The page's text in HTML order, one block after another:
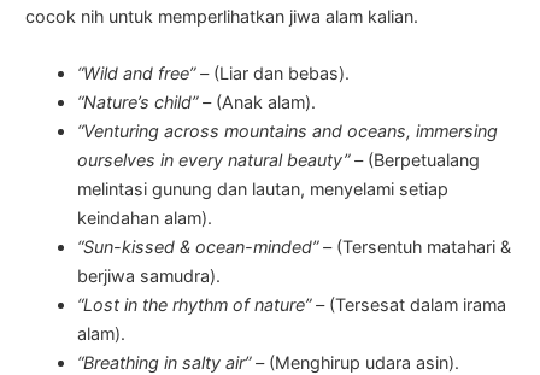
cocok nih untuk memperlihatkan jiwa alam kalian.
“Wild and free” – (Liar dan bebas).
“Nature’s child” – (Anak alam).
“Venturing across mountains and oceans, immersing
ourselves in every natural beauty” – (Berpetualang
melintasi gunung dan lautan, menyelami setiap
keindahan alam).
“Sun-kissed & ocean-minded” – (Tersentuh matahari &
berjiwa samudra).
“Lost in the rhythm of nature” – (Tersesat dalam irama
alam).
“Breathing in salty air” – (Menghirup udara asin).